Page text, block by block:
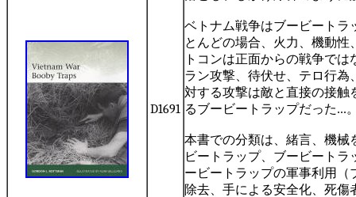
D1691
ベトナム戦争はブービートラ
とんどの場合、火力、機動
トコンは正面からの戦争で
ラン攻撃、待伏せ、テロ行
対する攻撃は敵と直接の接触
るブービートラップだった...
本書での分類は、緒言、機械
ビートラップ、ブービート
ービートラップの軍事利用
除去、手による安全化、死